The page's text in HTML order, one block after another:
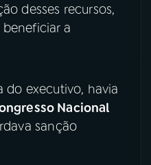
desses recursos,
a
do executivo, havia
Nacional
sanção